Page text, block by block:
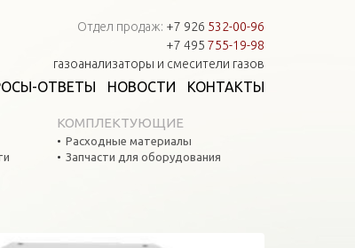
Отдел продаж: +7 926 532-00-96
+7 495 755-19-98
газоанализаторы и смесители газов
ОТВЕТЫ НОВОСТИ КОНТАКТЫ
КОМПЛЕКТУЮЩИЕ
Расходные материалы
Запчасти для оборудования